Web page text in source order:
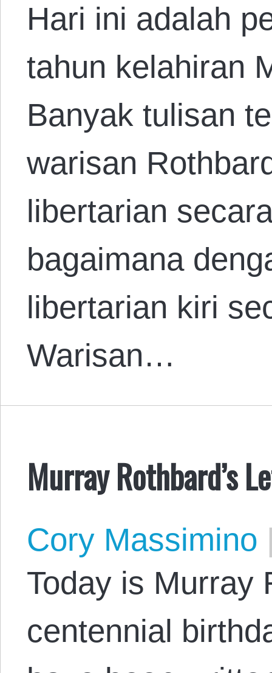
Hari ini adalah
tahun kelahiran
Banyak tulisan
warisan
libertarian
bagaimana
libertarian kiri
Warisan…
Murray Rothbard’s
Cory Massimino
Today is Murray
centennial